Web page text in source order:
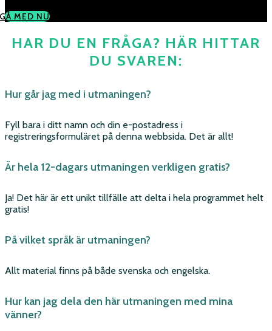
MED NU
HAR DU EN FRÅGA? HÄR HITTAR
DU SVAREN:
Hur går jag med i utmaningen?
Fyll bara i ditt namn och din e-postadress i
registreringsformuläret på denna webbsida. Det är allt!
Är hela 12-dagars utmaningen verkligen gratis?
Ja! Det här är ett unikt tillfälle att delta i hela programmet helt
gratis!
På vilket språk är utmaningen?
Allt material finns på både svenska och engelska.
Hur kan jag dela den här utmaningen med mina
vänner?